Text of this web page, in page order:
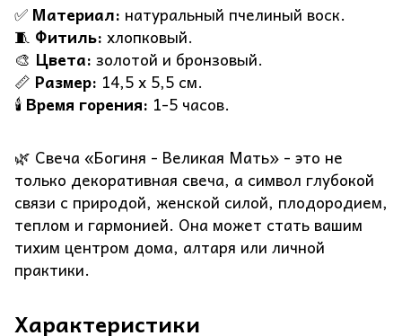
✅Материал: натуральный пчелиный воск.
🧵 Фитиль: хлопковый.
🎨 Цвета: золотой и бронзовый.
📏 Размер: 14,5 х 5,5 см.
🕯️ Время горения: 1-5 часов.
🌿 Свеча «Богиня - Великая Мать» - это не
только декоративная свеча, а символ глубокой
связи с природой, женской силой, плодородием,
теплом и гармонией. Она может стать вашим
тихим центром дома, алтаря или личной
практики.
Характеристики